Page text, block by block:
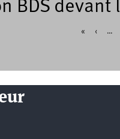
BDS devant
« ‹ …